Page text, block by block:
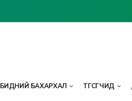
БИДНИЙ БАХАРХАЛ ТӨГСӨГЧИД